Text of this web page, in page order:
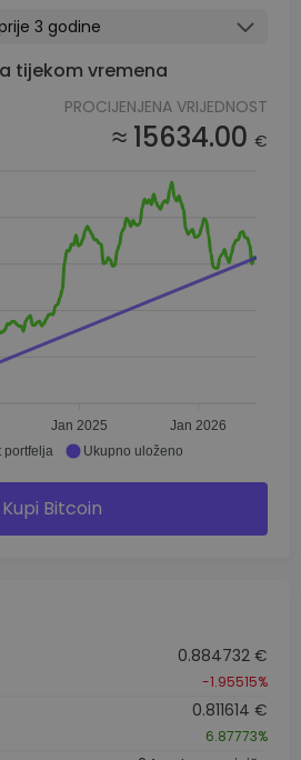
3 godine
tijekom vremena
PROCIJENJENA VRIJEDNOST
≈ 15634.00 €
Jan 2025 Jan 2026
portfelja Ukupno uloženo
Kupi Bitcoin
0.884732 €
-1.95515%
0.811614 €
6.87773%